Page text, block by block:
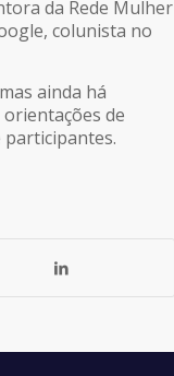
da Rede Mulher
colunista no
ainda há
de